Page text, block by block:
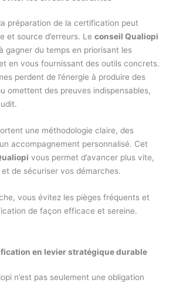
préparation de la certification peut
et source d’erreurs. Leconseil Qualiopi
gagner du temps en priorisant les
en vous fournissant des outils concrets.
perdent de l’énergie à produire des
omettent des preuves indispensables,
une méthodologie claire, des
accompagnement personnalisé. Cet
vous permet d’avancer plus vite,
de sécuriser vos démarches.
vous évitez les pièges fréquents et
de façon efficace et sereine.
en levier stratégique durable
n’est pas seulement une obligation